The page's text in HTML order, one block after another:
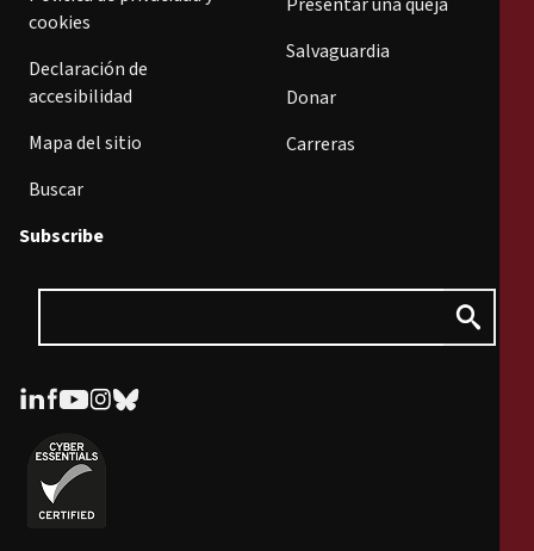
cookies
Declaración de
accesibilidad
Mapa del sitio
Buscar
Presentar una queja
Salvaguardia
Donar
Carreras
Subscribe